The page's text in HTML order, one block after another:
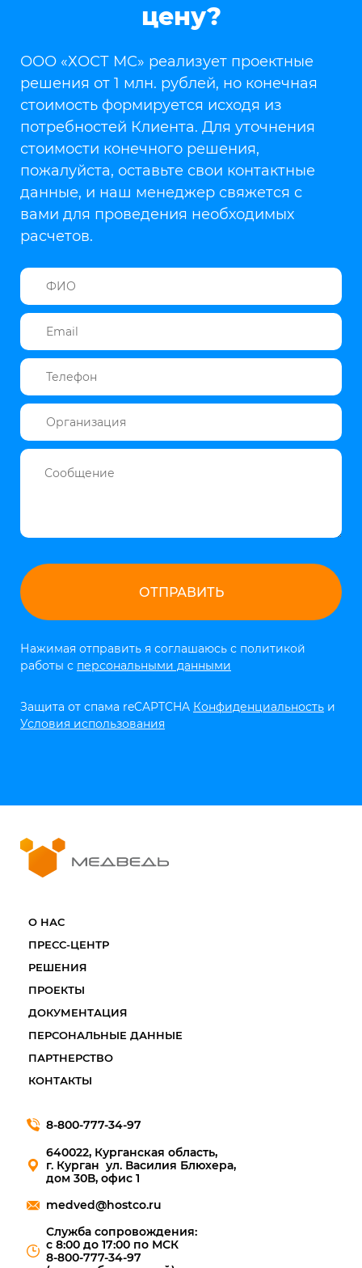
цену?
ООО «ХОСТ МС» реализует проектные
решения от 1 млн. рублей, но конечная
стоимость формируется исходя из
потребностей Клиента. Для уточнения
стоимости конечного решения,
пожалуйста, оставьте свои контактные
данные, и наш менеджер свяжется с
вами для проведения необходимых
расчетов.
Нажимая отправить я соглашаюсь с политикой
работы с персональными данными
Защита от спама reCAPTCHA Конфиденциальность и
Условия использования
О НАС
ПРЕСС-ЦЕНТР
РЕШЕНИЯ
ПРОЕКТЫ
ДОКУМЕНТАЦИЯ
ПЕРСОНАЛЬНЫЕ ДАННЫЕ
ПАРТНЕРСТВО
КОНТАКТЫ
8-800-777-34-97
640022, Курганская область,
г. Курган ул. Василия Блюхера,
дом 30В, офис 1
medved@hostco.ru
Служба сопровождения:
с 8:00 до 17:00 по МСК
8-800-777-34-97